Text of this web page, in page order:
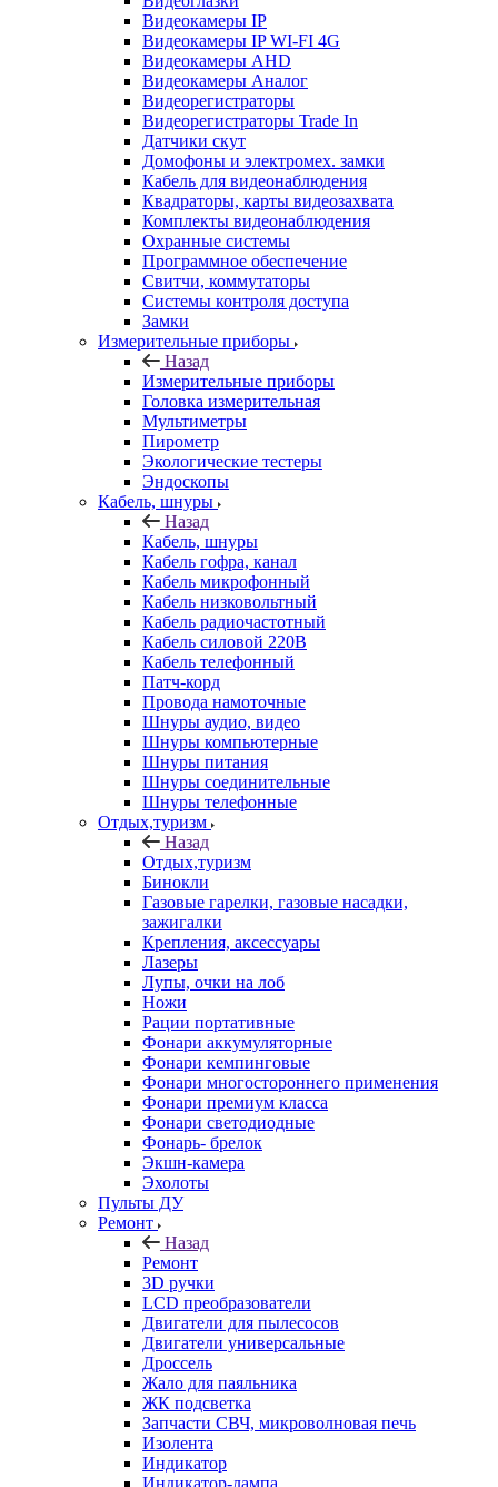
Видеокамеры IP
Видеокамеры IP WI-FI 4G
Видеокамеры AHD
Видеокамеры Аналог
Видеорегистраторы
Видеорегистраторы Trade In
Датчики скут
Домофоны и электромех. замки
Кабель для видеонаблюдения
Квадраторы, карты видеозахвата
Комплекты видеонаблюдения
Охранные системы
Программное обеспечение
Свитчи, коммутаторы
Системы контроля доступа
Замки
Измерительные приборы
Назад
Измерительные приборы
Головка измерительная
Мультиметры
Пирометр
Экологические тестеры
Эндоскопы
Кабель, шнуры
Назад
Кабель, шнуры
Кабель гофра, канал
Кабель микрофонный
Кабель низковольтный
Кабель радиочастотный
Кабель силовой 220В
Кабель телефонный
Патч-корд
Провода намоточные
Шнуры аудио, видео
Шнуры компьютерные
Шнуры питания
Шнуры соединительные
Шнуры телефонные
Отдых,туризм
Назад
Отдых,туризм
Бинокли
Газовые гарелки, газовые насадки,
зажигалки
Крепления, аксессуары
Лазеры
Лупы, очки на лоб
Ножи
Рации портативные
Фонари аккумуляторные
Фонари кемпинговые
Фонари многостороннего применения
Фонари премиум класса
Фонари светодиодные
Фонарь- брелок
Экшн-камера
Эхолоты
Пульты ДУ
Ремонт
Назад
Ремонт
3D ручки
LCD преобразователи
Двигатели для пылесосов
Двигатели универсальные
Дроссель
Жало для паяльника
ЖК подсветка
Запчасти СВЧ, микроволновая печь
Изолента
Индикатор
Индикатор-лампа